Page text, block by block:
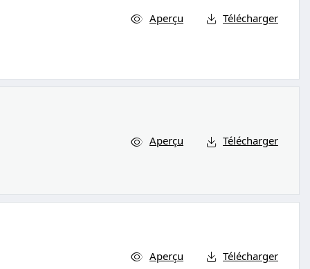
Aperçu Télécharger
Aperçu Télécharger
Aperçu Télécharger